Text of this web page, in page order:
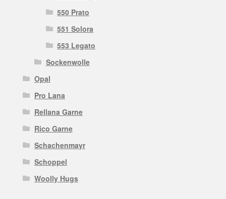
550 Prato
551 Solora
553 Legato
Sockenwolle
Opal
Pro Lana
Rellana Garne
Rico Garne
Schachenmayr
Schoppel
Woolly Hugs